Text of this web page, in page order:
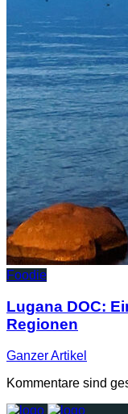
Foodie
Lugana DOC:
Regionen
GanzerArtikel
Kommentare sind